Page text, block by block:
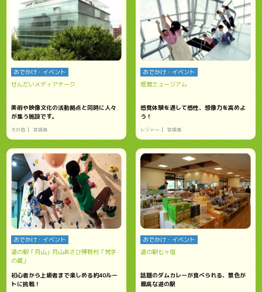
おでかけ・イベント
せんだいメディアテーク
美術や映像文化の活動拠点と同時に人々
が集う施設です。
その他 宮城県
おでかけ・イベント
感覚ミュージアム
感覚体験を通して感性、想像力を高めよ
う！
レジャー 宮城県
おでかけ・イベント
道の駅「月山」月山あさひ博物村「梵字
の蔵」
初心者から上級者まで楽しめる約40ルー
トに挑戦！
おでかけ・イベント
道の駅七ヶ宿
話題のダムカレーが食べられる、景色が
最高な道の駅